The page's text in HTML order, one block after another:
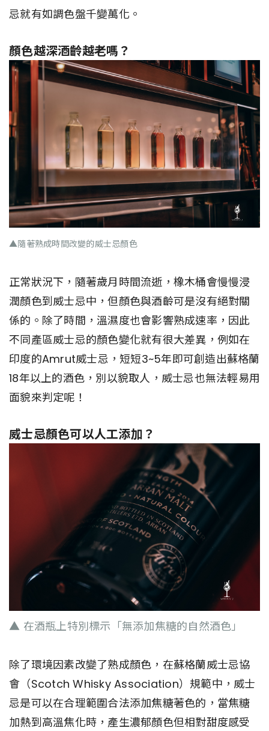
忌就有如調色盤千變萬化。
顏色越深酒齡越老嗎？
▲隨著熟成時間改變的威士忌顏色
正常狀況下，隨著歲月時間流逝，橡木桶會慢慢浸
潤顏色到威士忌中，但顏色與酒齡可是沒有絕對關
係的。除了時間，溫濕度也會影響熟成速率，因此
不同產區威士忌的顏色變化就有很大差異，例如在
印度的Amrut威士忌，短短3~5年即可創造出蘇格蘭
18年以上的酒色，別以貌取人，威士忌也無法輕易用
面貌來判定呢！
威士忌顏色可以人工添加？
▲ 在酒瓶上特別標示「無添加焦糖的自然酒色」
除了環境因素改變了熟成顏色，在蘇格蘭威士忌協
會（Scotch Whisky Association）規範中，威士
忌是可以在合理範圍合法添加焦糖著色的，當焦糖
加熱到高溫焦化時，產生濃郁顏色但相對甜度感受